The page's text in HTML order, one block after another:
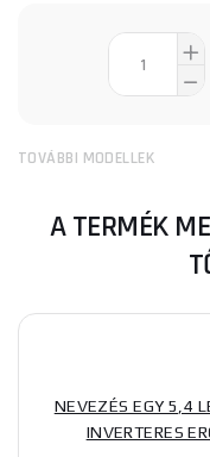
TOVÁBBI MODELLEK
A TERMÉK
NEVEZÉS EGY 5,4
INVERTERES